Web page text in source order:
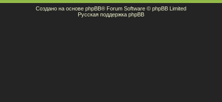
Создано на основе phpBB® Forum Software © phpBB Limited
Русская поддержка phpBB